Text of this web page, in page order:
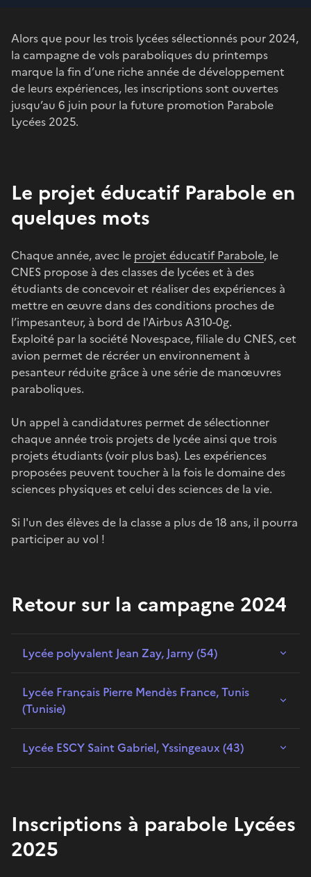
Alors que pour les trois lycées sélectionnés pour 2024,
la campagne de vols paraboliques du printemps
marque la fin d’une riche année de développement
de leurs expériences, les inscriptions sont ouvertes
jusqu’au 6 juin pour la future promotion Parabole
Lycées 2025.
Le projet éducatif Parabole en
quelques mots
Chaque année, avec le projet éducatif Parabole, le
CNES propose à des classes de lycées et à des
étudiants de concevoir et réaliser des expériences à
mettre en œuvre dans des conditions proches de
l’impesanteur, à bord de l'Airbus A310-0g.
Exploité par la société Novespace, filiale du CNES, cet
avion permet de récréer un environnement à
pesanteur réduite grâce à une série de manœuvres
paraboliques.
Un appel à candidatures permet de sélectionner
chaque année trois projets de lycée ainsi que trois
projets étudiants (voir plus bas). Les expériences
proposées peuvent toucher à la fois le domaine des
sciences physiques et celui des sciences de la vie.
Si l'un des élèves de la classe a plus de 18 ans, il pourra
participer au vol !
Retour sur la campagne 2024
Lycée polyvalent Jean Zay, Jarny (54)
Lycée Français Pierre Mendès France, Tunis
(Tunisie)
Lycée ESCY Saint Gabriel, Yssingeaux (43)
Inscriptions à parabole Lycées
2025